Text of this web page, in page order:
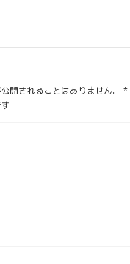
開されることはありません。 *